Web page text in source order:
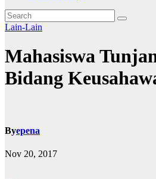
Lain-Lain
Mahasiswa
Bidang
Byepena
Nov 20, 2017